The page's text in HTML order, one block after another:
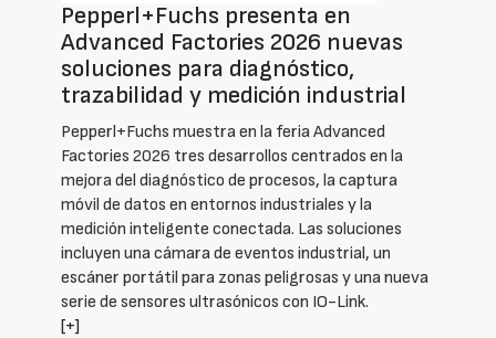
Pepperl+Fuchs presenta en
Advanced Factories 2026 nuevas
soluciones para diagnóstico,
trazabilidad y medición industrial
Pepperl+Fuchs muestra en la feria Advanced
Factories 2026 tres desarrollos centrados en la
mejora del diagnóstico de procesos, la captura
móvil de datos en entornos industriales y la
medición inteligente conectada. Las soluciones
incluyen una cámara de eventos industrial, un
escáner portátil para zonas peligrosas y una nueva
serie de sensores ultrasónicos con IO-Link.
[+]